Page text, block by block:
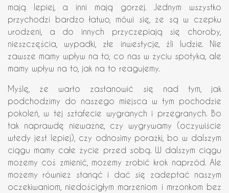
mają lepiej, a inni mają gorzej. Jednym wszystko
przychodzi bardzo łatwo, mówi się, że są w czepku
urodzeni, a do innych przyczepiają się choroby,
nieszczęścia, wypadki, złe inwestycje, źli ludzie. Nie
zawsze mamy wpływ na to, co nas w życiu spotyka, ale
mamy wpływ na to, jak na to reagujemy.
Myślę, że warto zastanowić się nad tym, jak
podchodzimy do naszego miejsca w tym pochodzie
pokoleń, w tej sztafecie wygranych i przegranych. Bo
tak naprawdę nieważne, czy wygrywamy (oczywiście
wtedy jest lepiej), czy odnosimy porażki, bo w dalszym
ciągu mamy całe życie przed sobą. W dalszym ciągu
możemy coś zmienić, możemy zrobić krok naprzód. Ale
możemy również stanąć i dać się zadeptać naszym
oczekiwaniom, niedościgłym marzeniom i mrzonkom bez